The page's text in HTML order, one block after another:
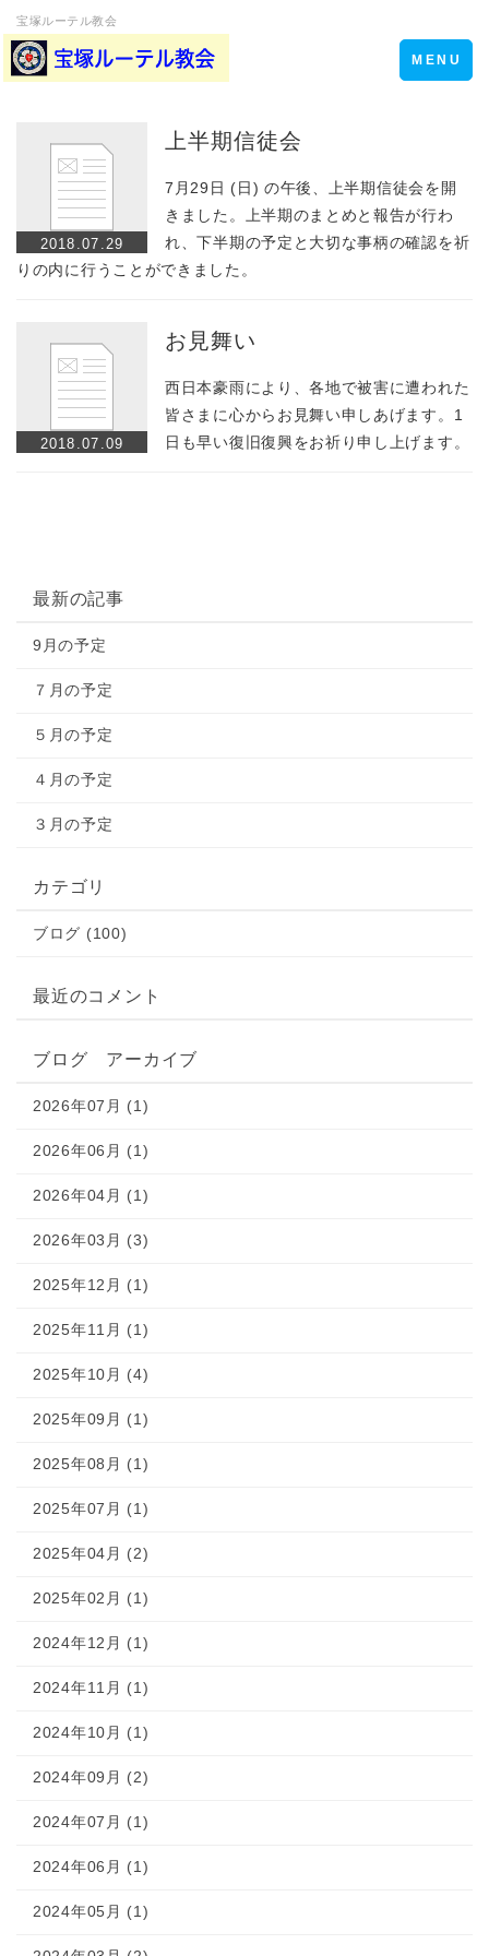
宝塚ルーテル教会
Toggle
navigation
MENU
2018.07.29
上半期信徒会
7月29日 (日) の午後、上半期信徒会を開
きました。上半期のまとめと報告が行わ
れ、下半期の予定と大切な事柄の確認を祈
りの内に行うことができました。
2018.07.09
お見舞い
西日本豪雨により、各地で被害に遭われた
皆さまに心からお見舞い申しあげます。1
日も早い復旧復興をお祈り申し上げます。
最新の記事
9月の予定
７月の予定
５月の予定
４月の予定
３月の予定
カテゴリ
ブログ (100)
最近のコメント
ブログ アーカイブ
2026年07月 (1)
2026年06月 (1)
2026年04月 (1)
2026年03月 (3)
2025年12月 (1)
2025年11月 (1)
2025年10月 (4)
2025年09月 (1)
2025年08月 (1)
2025年07月 (1)
2025年04月 (2)
2025年02月 (1)
2024年12月 (1)
2024年11月 (1)
2024年10月 (1)
2024年09月 (2)
2024年07月 (1)
2024年06月 (1)
2024年05月 (1)